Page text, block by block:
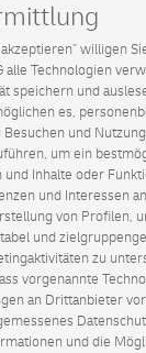
willigen
alle Technologien
speichern und
es,
und
um ein
und Inhalte oder
und Interessen
von Profilen,
und
zu
vorgenannte
an Drittanbieter
und die